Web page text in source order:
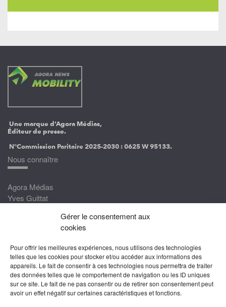
Gérer le consentement aux
cookies
Pour offrir les meilleures expériences, nous utilisons des technologies
telles que les cookies pour stocker et/ou accéder aux informations des
appareils. Le fait de consentir à ces technologies nous permettra de traiter
des données telles que le comportement de navigation ou les ID uniques
sur ce site. Le fait de ne pas consentir ou de retirer son consentement peut
avoir un effet négatif sur certaines caractéristiques et fonctions.
Une marque d’Agora Médias,
Éditeur de presse.
N°Commission Paritaire 2025-2030 :0625 W 95133.
Nous connaître
Agora Médias
Yves Guittat
Devenez correspondant
Rejoignez nos experts
Devenez Partenaire
Nous suivre